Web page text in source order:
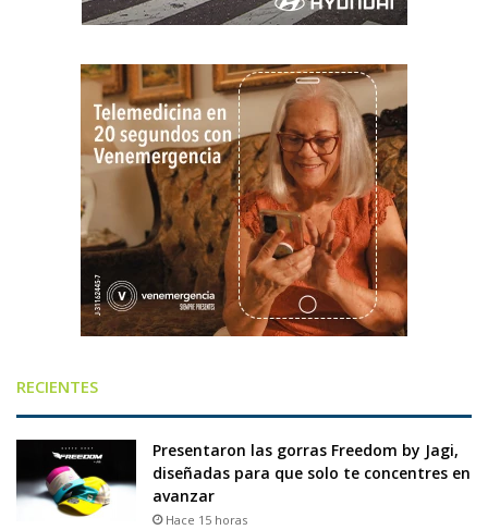
RECIENTES
Presentaron las gorras Freedom by Jagi,
diseñadas para que solo te concentres en
avanzar
Hace 15 horas